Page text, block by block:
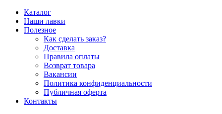
Перейти
содержимому
Каталог
Наши лавки
Полезное
Как сделать заказ?
Доставка
Правила оплаты
Возврат товара
Вакансии
Политика конфиденциальности
Публичная оферта
Контакты